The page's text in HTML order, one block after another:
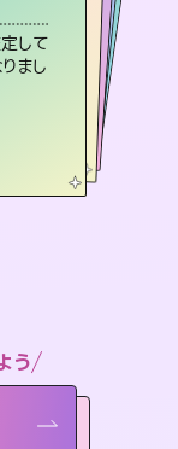
して
まし
りに行
ありが
心など
。対策が
代）
る所や濁
自分の気
性）
晴れまし
んだなと
しかもこち
えていらっ
女性）
う